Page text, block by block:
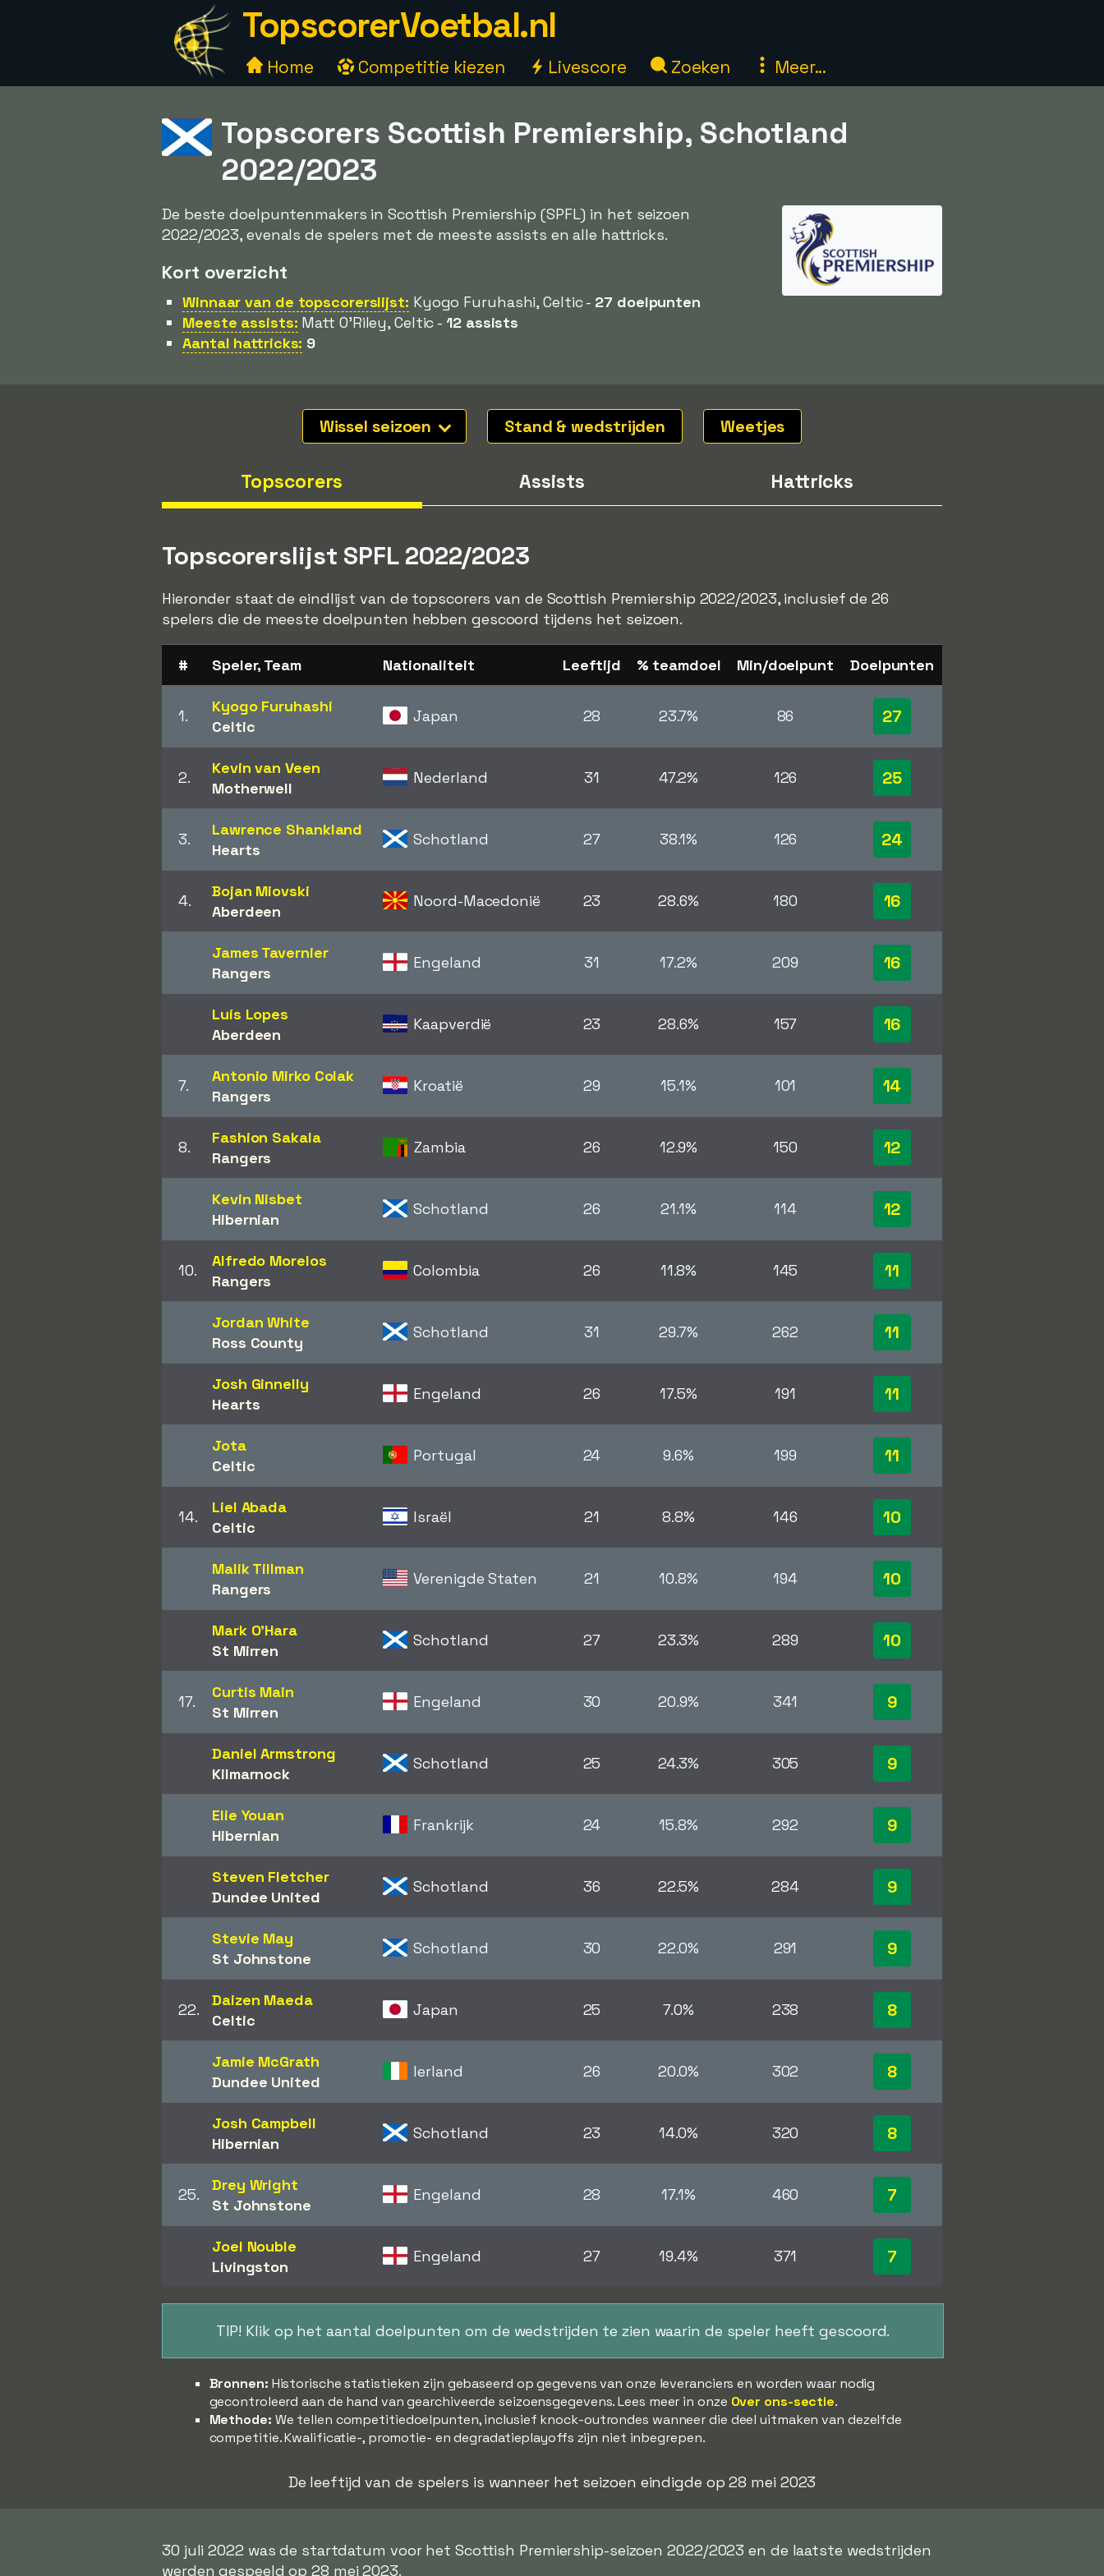
TopscorerVoetbal.nl
Home Competitie kiezen Livescore Zoeken Meer...
Topscorers Scottish Premiership, Schotland
2022/2023
De beste doelpuntenmakers in Scottish Premiership (SPFL) in het seizoen
2022/2023, evenals de spelers met de meeste assists en alle hattricks.
Kort overzicht
Winnaar van de topscorerslijst: Kyogo Furuhashi, Celtic - 27 doelpunten
Meeste assists: Matt O'Riley, Celtic -12 assists
Aantal hattricks: 9
Wissel seizoen Stand & wedstrijden Weetjes
Topscorers Assists Hattricks
Topscorerslijst SPFL 2022/2023
Hieronder staat de eindlijst van de topscorers van de Scottish Premiership 2022/2023, inclusief de 26
spelers die de meeste doelpunten hebben gescoord tijdens het seizoen.
# Speler, Team Nationaliteit Leeftijd % teamdoel Min/doelpunt Doelpunten
1.
Kyogo Furuhashi
Celtic
Japan 28 23.7% 86 27
2.
Kevin van Veen
Motherwell
Nederland 31 47.2% 126 25
3.
Lawrence Shankland
Hearts
Schotland 27 38.1% 126 24
4.
Bojan Miovski
Aberdeen
Noord-Macedonië 23 28.6% 180 16
James Tavernier
Rangers
Engeland 31 17.2% 209 16
Luís Lopes
Aberdeen
Kaapverdië 23 28.6% 157 16
7.
Antonio Mirko Colak
Rangers
Kroatië 29 15.1% 101 14
8.
Fashion Sakala
Rangers
Zambia 26 12.9% 150 12
Kevin Nisbet
Hibernian
Schotland 26 21.1% 114 12
10.
Alfredo Morelos
Rangers
Colombia 26 11.8% 145 11
Jordan White
Ross County
Schotland 31 29.7% 262 11
Josh Ginnelly
Hearts
Engeland 26 17.5% 191 11
Jota
Celtic
Portugal 24 9.6% 199 11
14.
Liel Abada
Celtic
Israël 21 8.8% 146 10
Malik Tillman
Rangers
Verenigde Staten 21 10.8% 194 10
Mark O'Hara
St Mirren
Schotland 27 23.3% 289 10
17.
Curtis Main
St Mirren
Engeland 30 20.9% 341 9
Daniel Armstrong
Kilmarnock
Schotland 25 24.3% 305 9
Elie Youan
Hibernian
Frankrijk 24 15.8% 292 9
Steven Fletcher
Dundee United
Schotland 36 22.5% 284 9
Stevie May
St Johnstone
Schotland 30 22.0% 291 9
22.
Daizen Maeda
Celtic
Japan 25 7.0% 238 8
Jamie McGrath
Dundee United
Ierland 26 20.0% 302 8
Josh Campbell
Hibernian
Schotland 23 14.0% 320 8
25.
Drey Wright
St Johnstone
Engeland 28 17.1% 460 7
Joel Nouble
Livingston
Engeland 27 19.4% 371 7
TIP! Klik op het aantal doelpunten om de wedstrijden te zien waarin de speler heeft gescoord.
Bronnen: Historische statistieken zijn gebaseerd op gegevens van onze leveranciers en worden waar nodig
gecontroleerd aan de hand van gearchiveerde seizoensgegevens. Lees meer in onze Over ons-sectie.
Methode: We tellen competitiedoelpunten, inclusief knock-outrondes wanneer die deel uitmaken van dezelfde
competitie. Kwalificatie-, promotie- en degradatieplayoffs zijn niet inbegrepen.
De leeftijd van de spelers is wanneer het seizoen eindigde op 28 mei 2023
30 juli 2022 was de startdatum voor het Scottish Premiership-seizoen 2022/2023 en de laatste wedstrijden
werden gespeeld op 28 mei 2023.